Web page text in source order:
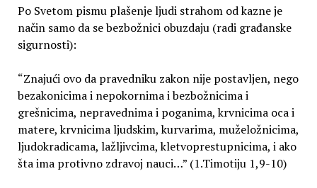
Po Svetom pismu plašenje ljudi strahom od kazne je
način samo da se bezbožnici obuzdaju (radi građanske
sigurnosti):
“Znajući ovo da pravedniku zakon nije postavljen, nego
bezakonicima i nepokornima i bezbožnicima i
grešnicima, nepravednima i poganima, krvnicima oca i
matere, krvnicima ljudskim, kurvarima, muželožnicima,
ljudokradicama, lažljivcima, kletvoprestupnicima, i ako
šta ima protivno zdravoj nauci…” (1.Timotiju 1,9-10)